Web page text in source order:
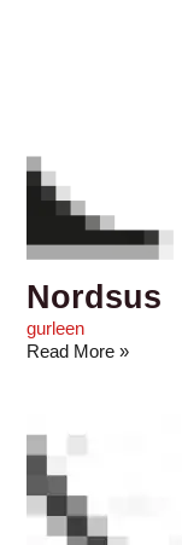
Nordsus
gurleen
Read More »